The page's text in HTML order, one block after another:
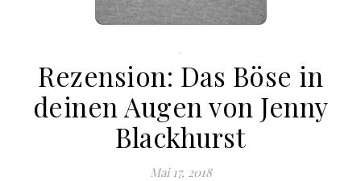
.
Rezension: Das Böse in
deinen Augen von Jenny
Blackhurst
Mai 17, 2018